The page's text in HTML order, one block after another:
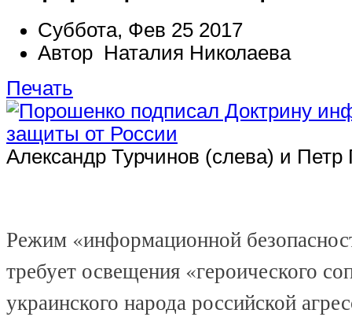
Суббота, Фев 25 2017
Автор Наталия Николаева
Печать
Александр Турчинов (слева) и
Режим «информационной
требует освещения «героического
украинского народа российской